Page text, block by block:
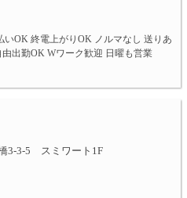
OK 終電上がりOK ノルマなし 送りあ
出勤OK Wワーク歓迎 日曜も営業
3-3-5 スミワート1F